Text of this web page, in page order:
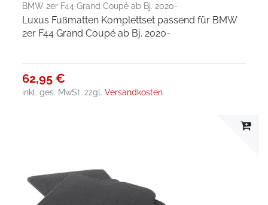
BMW 2er F44 Grand Coupé ab Bj. 2020-
Luxus Fußmatten Komplettset passend für BMW
2er F44 Grand Coupé ab Bj. 2020-
62,95 €
inkl. ges. MwSt. zzgl.Versandkosten